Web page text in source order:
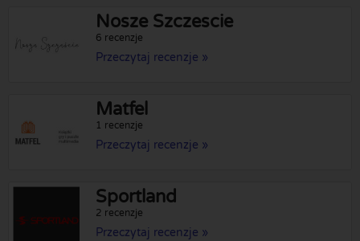
Nosze Szczescie
6 recenzje
Przeczytaj recenzje »
Matfel
1 recenzje
Przeczytaj recenzje »
Sportland
2 recenzje
Przeczytaj recenzje »